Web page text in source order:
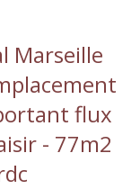
Marseille
flux
- 77m2